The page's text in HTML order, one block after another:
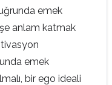
emek
anlam katmak
emek
bir ego ideali